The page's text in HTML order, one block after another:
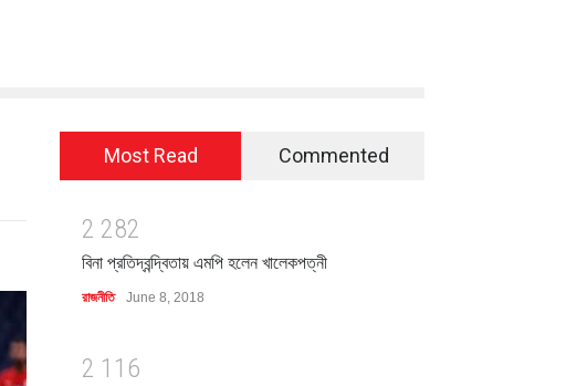
Most Read Commented
2 282
বিনা প্রতিদ্বন্দ্বিতায় এমপি হলেন খালেকপত্নী
রাজনীতি June 8, 2018
2 1 1 6